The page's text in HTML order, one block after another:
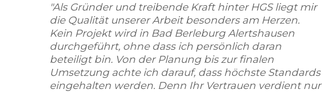
"Als Gründer und treibende Kraft hinter HGS liegt mir
die Qualität unserer Arbeit besonders am Herzen.
Kein Projekt wird in Bad Berleburg Alertshausen
durchgeführt, ohne dass ich persönlich daran
beteiligt bin. Von der Planung bis zur finalen
Umsetzung achte ich darauf, dass höchste Standards
eingehalten werden. Denn Ihr Vertrauen verdient nur